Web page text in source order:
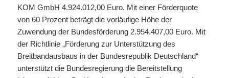
KOM GmbH 4.924.012,00 Euro. Mit einer Förderquote
von 60 Prozent beträgt die vorläufige Höhe der
Zuwendung der Bundesförderung 2.954.407,00 Euro. Mit
der Richtlinie „Förderung zur Unterstützung des
Breitbandausbaus in der Bundesrepublik Deutschland“
unterstützt die Bundesregierung die Bereitstellung